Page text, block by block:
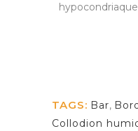
TAGS: Bar,
Collodion